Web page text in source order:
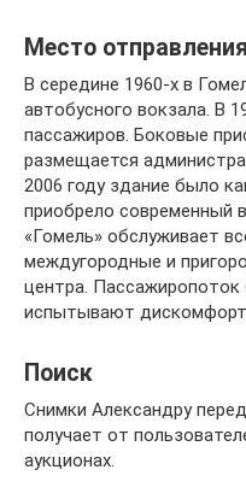
Место отправления
В середине 1960-х в
автобусного вокзала. В
пассажиров. Боковые
размещается
2006 году здание было
приобрело со­временный
«Гомель» обслуживает
междугород­ные и
цен­тра.
испытывают
Поиск
Снимки Александру
получает от
аукционах.